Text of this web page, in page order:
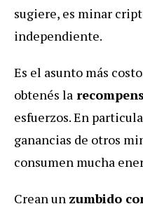
sugiere, es minar
independiente.
Es el asunto más
obtenés la
esfuerzos. En
ganancias de otros
consumen mucha
Crean un zumbido